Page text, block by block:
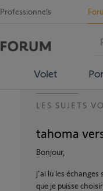
Professionnels
Volet
LES SUJETS
tahoma
Bonjour,
j'ai lu les
que je puisse